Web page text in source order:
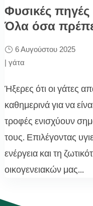
Φυσικές πηγές
Όλα όσα
6 Αυγούστου 2025
| γάτα
Ήξερες ότι οι γάτες
καθημερινά για να
τροφές ενισχύουν
τους. Επιλέγοντας
ενέργεια και τη
οικογενειακών μας...